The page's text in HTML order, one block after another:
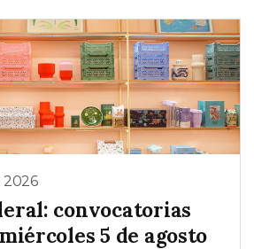
2026
convocatorias
5 de agosto